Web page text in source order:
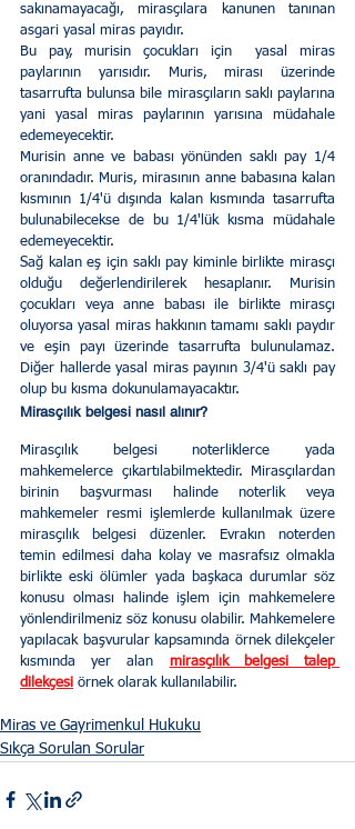
sakınamayacağı, mirasçılara kanunen tanınan
asgari yasal miras payıdır.
Bu pay, murisin çocukları için  yasal miras
paylarının yarısıdır. Muris, mirası üzerinde
tasarrufta bulunsa bile mirasçıların saklı paylarına
yani yasal miras paylarının yarısına müdahale
edemeyecektir.
Murisin anne ve babası yönünden saklı pay 1/4
oranındadır. Muris, mirasının anne babasına kalan
kısmının 1/4'ü dışında kalan kısmında tasarrufta
bulunabilecekse de bu 1/4'lük kısma müdahale
edemeyecektir.
Sağ kalan eş için saklı pay kiminle birlikte mirasçı
olduğu değerlendirilerek hesaplanır. Murisin
çocukları veya anne babası ile birlikte mirasçı
oluyorsa yasal miras hakkının tamamı saklı paydır
ve eşin payı üzerinde tasarrufta bulunulamaz.
Diğer hallerde yasal miras payının 3/4'ü saklı pay
olup bu kısma dokunulamayacaktır.
Mirasçılık belgesi nasıl alınır?
Mirasçılık belgesi noterliklerce yada
mahkemelerce çıkartılabilmektedir. Mirasçılardan
birinin başvurması halinde noterlik veya
mahkemeler resmi işlemlerde kullanılmak üzere
mirasçılık belgesi düzenler. Evrakın noterden
temin edilmesi daha kolay ve masrafsız olmakla
birlikte eski ölümler yada başkaca durumlar söz
konusu olması halinde işlem için mahkemelere
yönlendirilmeniz söz konusu olabilir. Mahkemelere
yapılacak başvurular kapsamında örnek dilekçeler
kısmında yer alan mirasçılık belgesi talep
dilekçesi örnek olarak kullanılabilir.
Miras ve Gayrimenkul Hukuku
Sıkça Sorulan Sorular